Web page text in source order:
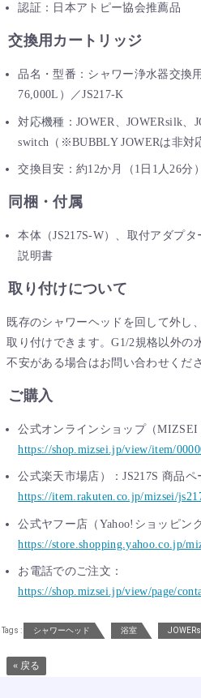
認証：日本アトピー協会推薦品
交換用カートリッジ
品名・型番：シャワー浄水器交換
76,000L）／JS217-K
対応機種：JOWER、JOWERsilk、
switch（※BUBBLY JOWERは非対
交換目安：約12か月（1日1人26分）
同梱・付属
本体（JS217S-W）、取付アダプ
説明書
取り付けについて
既存のシャワーヘッドを回して外し
取り付けできます。G1/2規格以外の
不安がある場合はお問い合わせくだ
ご購入
公式オンラインショップ（MIZSEI
https://shop.mizsei.jp/view/item/
公式楽天市場店）：JS217S 商品ペ
https://item.rakuten.co.jp/mizsei/
公式ヤフー店（Yahoo!ショッピン
https://store.shopping.yahoo.co.jp/
お電話でのご注文：
https://shop.mizsei.jp/view/page/
Tags : シャワーヘッド 浴室
« 戻る